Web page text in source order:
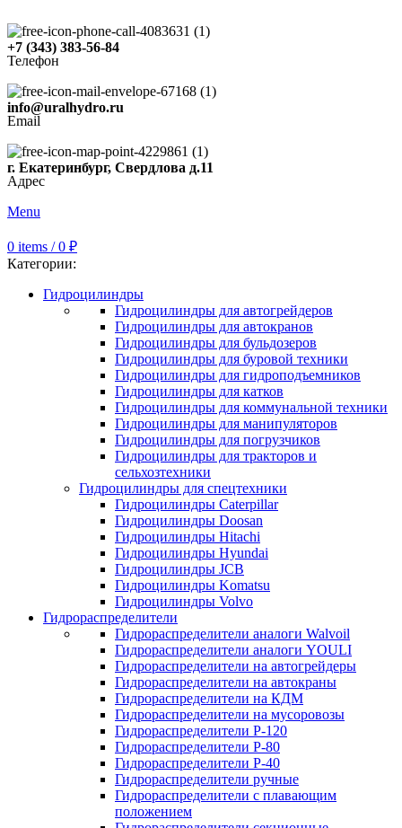
+7 (343) 383-56-84
Телефон
info@uralhydro.ru
Email
г. Екатеринбург, Свердлова д.11
Адрес
Menu
0 items / 0 ₽
Категории:
Гидроцилиндры
Гидроцилиндры для автогрейдеров
Гидроцилиндры для автокранов
Гидроцилиндры для бульдозеров
Гидроцилиндры для буровой техники
Гидроцилиндры для гидроподъемников
Гидроцилиндры для катков
Гидроцилиндры для коммунальной техники
Гидроцилиндры для манипуляторов
Гидроцилиндры для погрузчиков
Гидроцилиндры для тракторов и
сельхозтехники
Гидроцилиндры для спецтехники
Гидроцилиндры Caterpillar
Гидроцилиндры Doosan
Гидроцилиндры Hitachi
Гидроцилиндры Hyundai
Гидроцилиндры JCB
Гидроцилиндры Komatsu
Гидроцилиндры Volvo
Гидрораспределители
Гидрораспределители аналоги Walvoil
Гидрораспределители аналоги YOULI
Гидрораспределители на автогрейдеры
Гидрораспределители на автокраны
Гидрораспределители на КДМ
Гидрораспределители на мусоровозы
Гидрораспределители Р-120
Гидрораспределители Р-80
Гидрораспределители Р-40
Гидрораспределители ручные
Гидрораспределители с плавающим
положением